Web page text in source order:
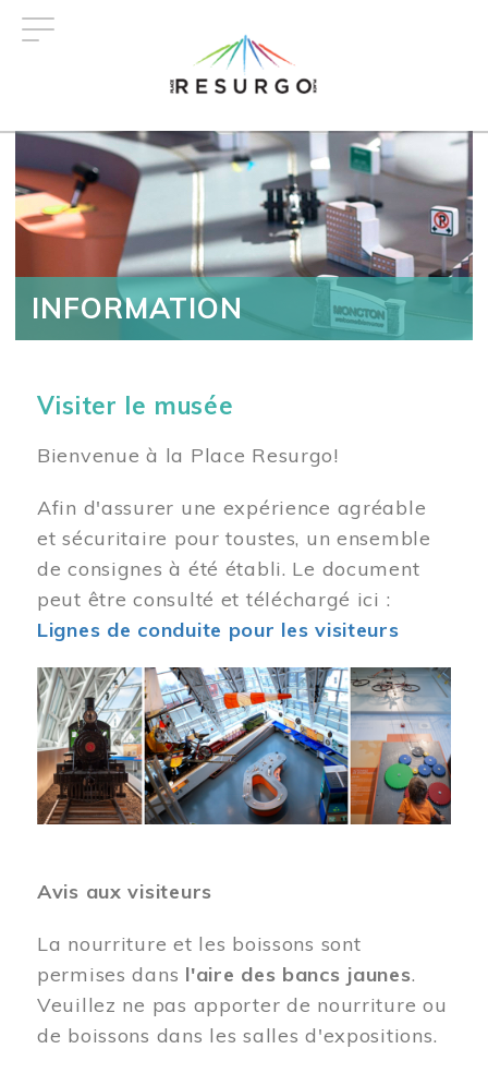
INFORMATION
Visiter le musée
Bienvenue à la Place Resurgo!
Afin d'assurer une expérience agréable
et sécuritaire pour toustes, un ensemble
de consignes à été établi. Le document
peut être consulté et téléchargé ici :
Lignes de conduite pour les visiteurs
Image
Avis aux visiteurs
La nourriture et les boissons sont
permises dans l'aire des bancs jaunes.
Veuillez ne pas apporter de nourriture ou
de boissons dans les salles d'expositions.